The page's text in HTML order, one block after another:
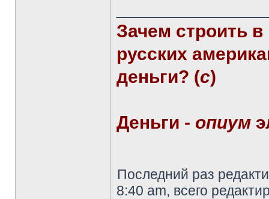
Зачем строить
русских
деньги? (с)
Деньги - опиум
Последний раз
8:40 am, всего